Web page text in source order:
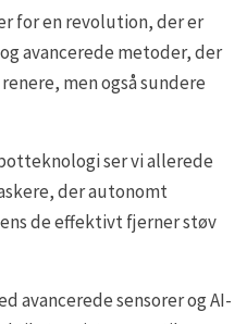
for en revolution, der er
avancerede metoder, der
men også sundere
ser vi allerede
der autonomt
de effektivt fjerner støv
avancerede sensorer og AI-